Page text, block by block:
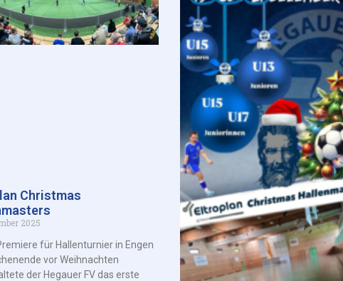
Christmas
2025
für Hallenturnier in Engen
vor Weihnachten
der Hegauer FV das erste